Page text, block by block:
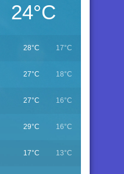
24°C
28°C 17°C
27°C 18°C
27°C 16°C
29°C 16°C
17°C 13°C